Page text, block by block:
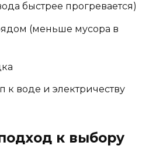
быстрее прогревается)
(меньше мусора в
к воде и электричеству
к выбору